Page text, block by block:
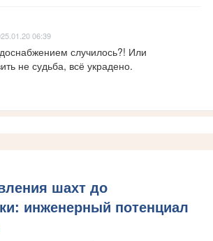
06:39
случилось?! Или
не судьба, всё украдено.
шахт до
инженерный потенциал